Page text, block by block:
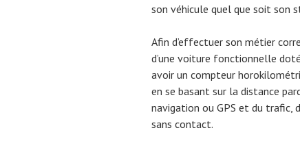
son véhicule quel que soit son
Afin d’effectuer son métier
d’une voiture fonctionnelle
avoir un compteur
en se basant sur la distance
navigation ou GPS et du trafic,
sans contact.